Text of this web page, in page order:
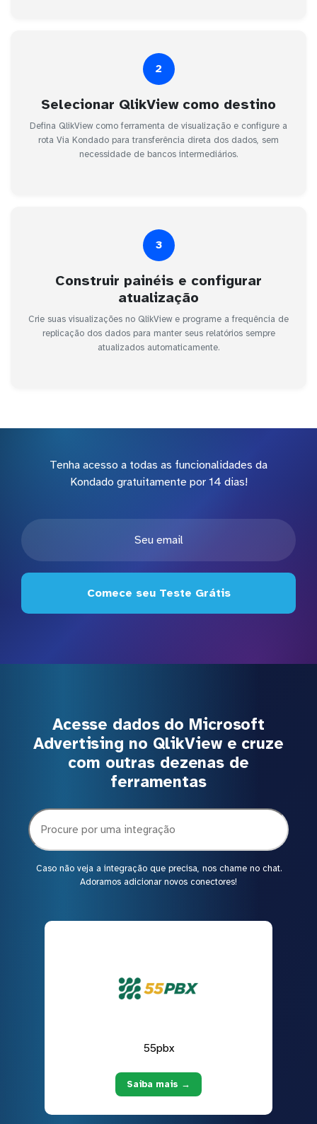
2
Selecionar QlikView como destino
Defina QlikView como ferramenta de visualização e configure a
rota Via Kondado para transferência direta dos dados, sem
necessidade de bancos intermediários.
3
Construir painéis e configurar
atualização
Crie suas visualizações no QlikView e programe a frequência de
replicação dos dados para manter seus relatórios sempre
atualizados automaticamente.
Tenha acesso a todas as funcionalidades da
Kondado gratuitamente por 14 dias!
Comece seu Teste Grátis
Acesse dados do Microsoft
Advertising no QlikView e cruze
com outras dezenas de
ferramentas
Caso não veja a integração que precisa, nos chame no chat.
Adoramos adicionar novos conectores!
55pbx
Saiba mais →